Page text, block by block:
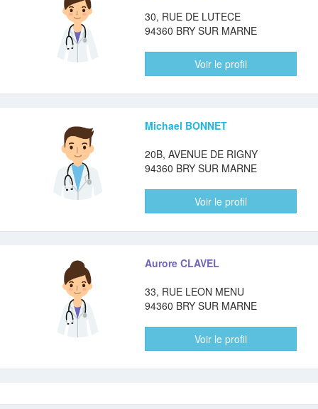
30, RUE DE LUTECE
94360 BRY SUR MARNE
Voir le profil
Michael BONNET
20B, AVENUE DE RIGNY
94360 BRY SUR MARNE
Voir le profil
Aurore CLAVEL
33, RUE LEON MENU
94360 BRY SUR MARNE
Voir le profil